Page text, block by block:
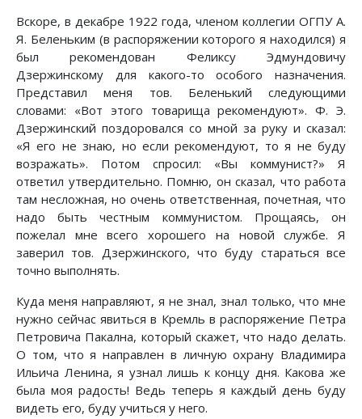
Вскоре, в декабре 1922 года, членом коллегии ОГПУ А.
Я. Беленьким (в распоряжении которого я находился) я
был рекомендован Феликсу Эдмундовичу
Дзержинскому для какого-то особого назначения.
Представил меня тов. Беленький следующими
словами: «Вот этого товарища рекомендуют». Ф. Э.
Дзержинский поздоровался со мной за руку и сказал:
«Я его не знаю, но если рекомендуют, то я не буду
возражать». Потом спросил: «Вы коммунист?» Я
ответил утвердительно. Помню, он сказал, что работа
там несложная, но очень ответственная, почетная, что
надо быть честным коммунистом. Прощаясь, он
пожелал мне всего хорошего на новой службе. Я
заверил тов. Дзержинского, что буду стараться все
точно выполнять.
Куда меня направляют, я не знал, знал только, что мне
нужно сейчас явиться в Кремль в распоряжение Петра
Петровича Пакална, который скажет, что надо делать.
О том, что я направлен в личную охрану Владимира
Ильича Ленина, я узнал лишь к концу дня. Какова же
была моя радость! Ведь теперь я каждый день буду
видеть его, буду учиться у него.